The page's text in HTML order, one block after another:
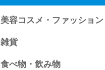
美容コスメ・ファッション
雑貨
食べ物・飲み物